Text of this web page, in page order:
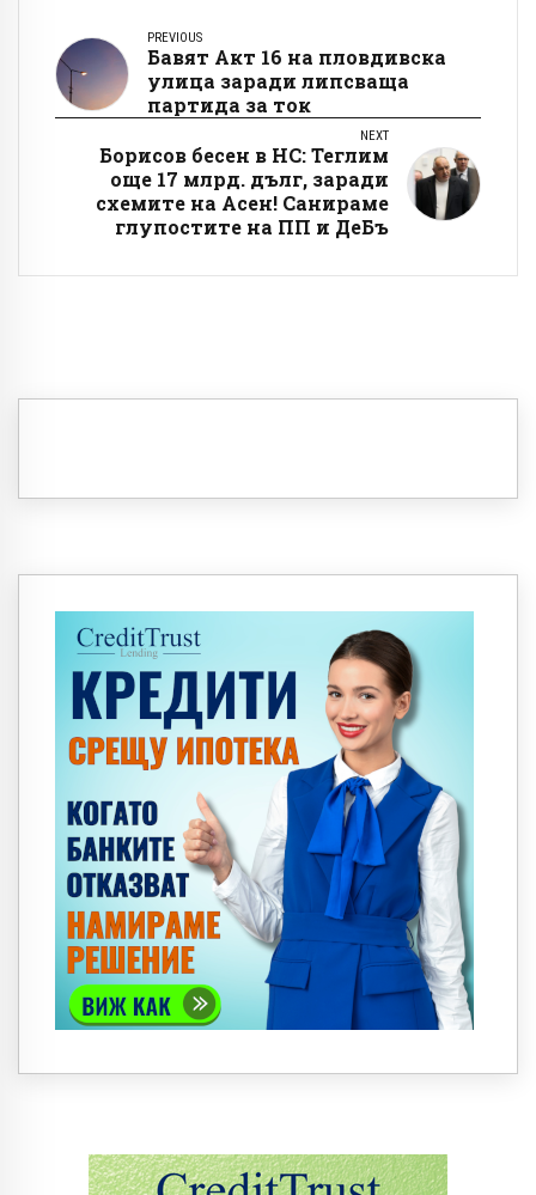
PREVIOUS
Бавят Акт 16 на пловдивска
улица заради липсваща
партида за ток
NEXT
Борисов бесен в НС: Теглим
още 17 млрд. дълг, заради
схемите на Асен! Санираме
глупостите на ПП и ДеБъ